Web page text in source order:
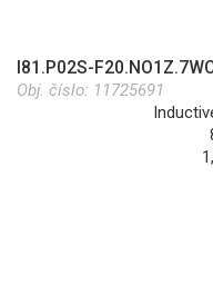
I81.P02S-
Obj. číslo: 11725691